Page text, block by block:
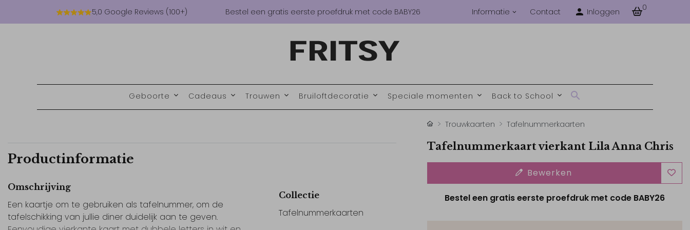
5,0 Google Reviews (100+) Bestel een gratis eerste proefdruk met code BABY26 Informatie Contact Inloggen 0
Geboorte Cadeaus Trouwen Bruiloftdecoratie Speciale momenten Back to School
Productinformatie
Omschrijving
Een kaartje om te gebruiken als tafelnummer, om de
tafelschikking van jullie diner duidelijk aan te geven.
Collectie
Tafelnummerkaarten
Trouwkaarten Tafelnummerkaarten
Tafelnummerkaart vierkant Lila Anna Chris
Bewerken
Bestel een gratis eerste proefdruk met code BABY26